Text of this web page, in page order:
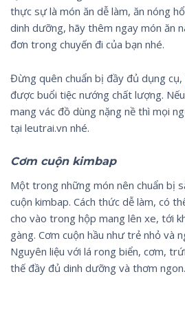
thực sự là món ăn dễ làm, ăn nóng
dinh dưỡng, hãy thêm ngay món ăn
đơn trong chuyến đi của bạn nhé.
Đừng quên chuẩn bị đầy đủ dụng cụ,
được buổi tiệc nướng chất lượng.
mang vác đồ dùng nặng nề thì mọi
tại leutrai.vn nhé.
Cơm cuộn kimbap
Một trong những món nên chuẩn bị
cuộn kimbap. Cách thức dễ làm, có
cho vào trong hộp mang lên xe, tới
gàng. Cơm cuộn hầu như trẻ nhỏ và
Nguyên liệu với lá rong biển, cơm,
thế đầy đủ dinh dưỡng và thơm ngon.